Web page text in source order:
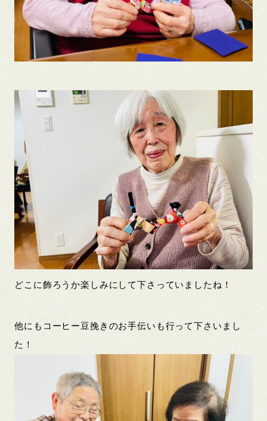
どこに飾ろうか楽しみにして下さっていましたね！
他にもコーヒー豆挽きのお手伝いも行って下さいまし
た！